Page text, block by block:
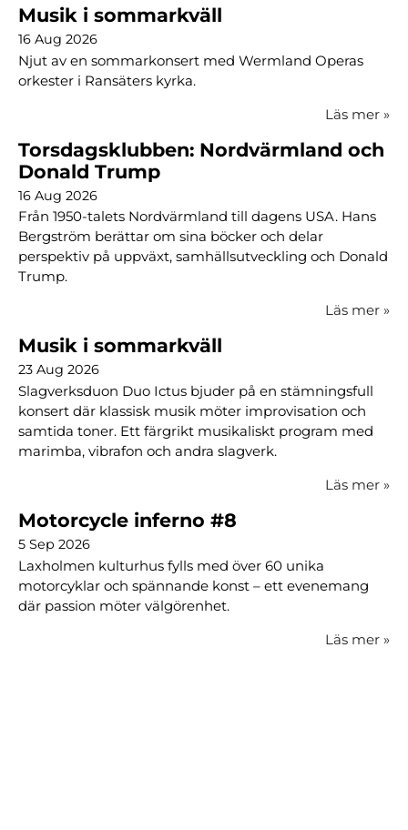
Musik i sommarkväll
16 Aug 2026
Njut av en sommarkonsert med Wermland Operas
orkester i Ransäters kyrka.
Läs mer »
Torsdagsklubben: Nordvärmland och
Donald Trump
16 Aug 2026
Från 1950-talets Nordvärmland till dagens USA. Hans
Bergström berättar om sina böcker och delar
perspektiv på uppväxt, samhällsutveckling och Donald
Trump.
Läs mer »
Musik i sommarkväll
23 Aug 2026
Slagverksduon Duo Ictus bjuder på en stämningsfull
konsert där klassisk musik möter improvisation och
samtida toner. Ett färgrikt musikaliskt program med
marimba, vibrafon och andra slagverk.
Läs mer »
Motorcycle inferno #8
5 Sep 2026
Laxholmen kulturhus fylls med över 60 unika
motorcyklar och spännande konst – ett evenemang
där passion möter välgörenhet.
Läs mer »